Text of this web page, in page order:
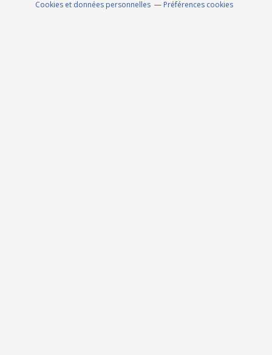
Cookies et données personnelles Préférences cookies